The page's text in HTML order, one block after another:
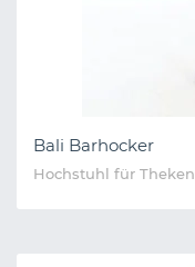
Bali Barhocker
Hochstuhl für Theken